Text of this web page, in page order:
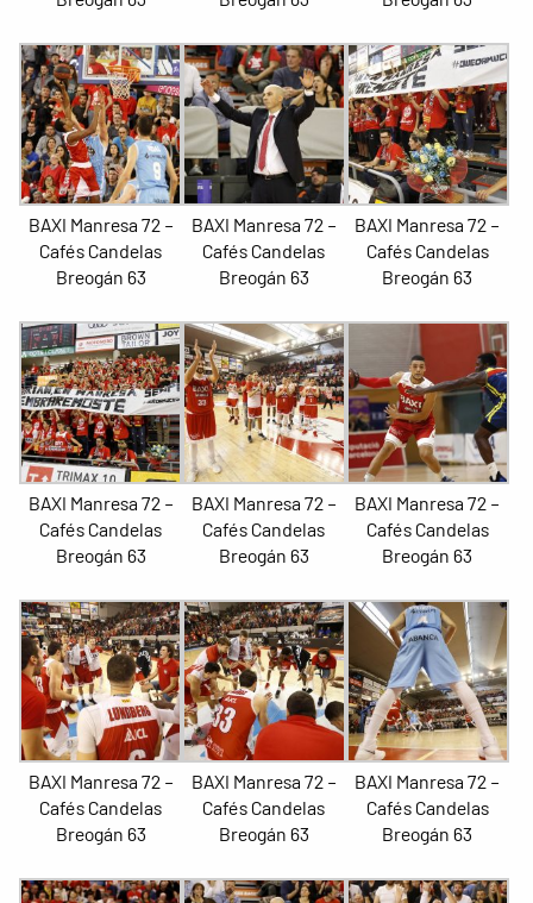
BAXI Manresa 72 –
Cafés Candelas
Breogán 63
BAXI Manresa 72 –
Cafés Candelas
Breogán 63
BAXI Manresa 72 –
Cafés Candelas
Breogán 63
BAXI Manresa 72 –
Cafés Candelas
Breogán 63
BAXI Manresa 72 –
Cafés Candelas
Breogán 63
BAXI Manresa 72 –
Cafés Candelas
Breogán 63
BAXI Manresa 72 –
Cafés Candelas
Breogán 63
BAXI Manresa 72 –
Cafés Candelas
Breogán 63
BAXI Manresa 72 –
Cafés Candelas
Breogán 63